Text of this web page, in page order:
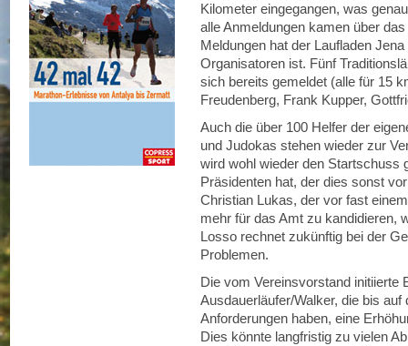
Kilometer eingegangen, was
alle Anmeldungen kamen über
Meldungen hat der Laufladen
Organisatoren ist. Fünf
sich bereits gemeldet (alle für 15
Freudenberg, Frank Kupper,
Auch die über 100 Helfer der
und Judokas stehen wieder zur
wird wohl wieder den Startschuss
Präsidenten hat, der dies sonst
Christian Lukas, der vor fast
mehr für das Amt zu kandidieren,
Losso rechnet zukünftig bei der
Problemen.
Die vom Vereinsvorstand initiierte
Ausdauerläufer/Walker, die bis auf
Anforderungen haben, eine
Dies könnte langfristig zu vielen